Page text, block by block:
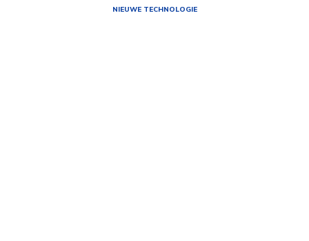
NIEUWE TECHNOLOGIE